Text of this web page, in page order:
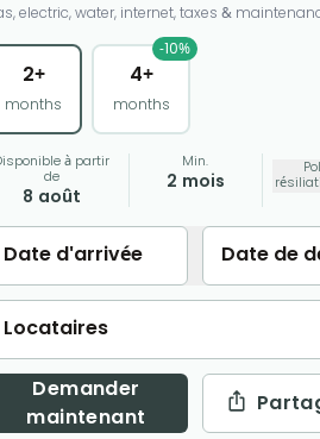
electric, water, internet, taxes &
2+
months
4+
months
-10%
à partir
de
8 août
Min.
2 mois
Date d'arrivée Date de
Locataires
Demander
maintenant